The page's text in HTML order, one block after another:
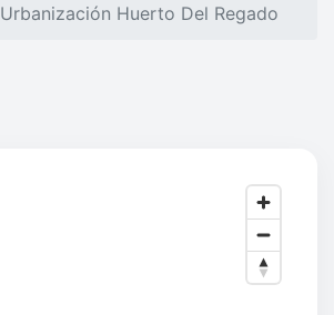
Urbanización Huerto Del Regado